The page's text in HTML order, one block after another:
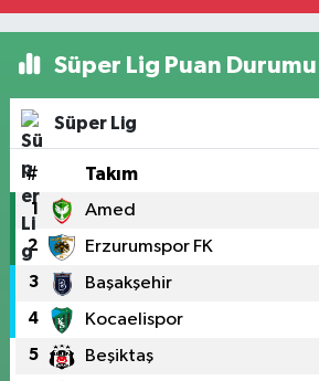
Süper Lig Puan Durumu
Süper Lig
# Takım
1 Amed
2 Erzurumspor FK
3 Başakşehir
4 Kocaelispor
5 Beşiktaş